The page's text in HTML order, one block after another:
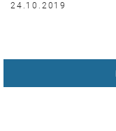
24.10.2019